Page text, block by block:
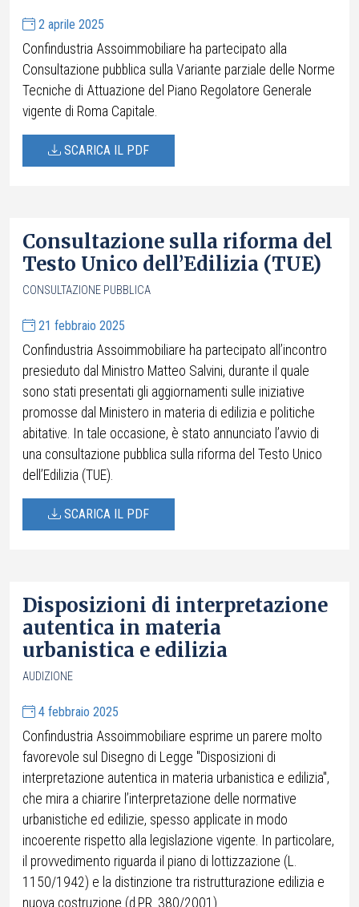
2 aprile 2025
Confindustria Assoimmobiliare ha partecipato alla
Consultazione pubblica sulla Variante parziale delle Norme
Tecniche di Attuazione del Piano Regolatore Generale
vigente di Roma Capitale.
SCARICA IL PDF
Consultazione sulla riforma del
Testo Unico dell’Edilizia (TUE)
CONSULTAZIONE PUBBLICA
21 febbraio 2025
Confindustria Assoimmobiliare ha partecipato all’incontro
presieduto dal Ministro Matteo Salvini, durante il quale
sono stati presentati gli aggiornamenti sulle iniziative
promosse dal Ministero in materia di edilizia e politiche
abitative. In tale occasione, è stato annunciato l’avvio di
una consultazione pubblica sulla riforma del Testo Unico
dell’Edilizia (TUE).
SCARICA IL PDF
Disposizioni di interpretazione
autentica in materia
urbanistica e edilizia
AUDIZIONE
4 febbraio 2025
Confindustria Assoimmobiliare esprime un parere molto
favorevole sul Disegno di Legge "Disposizioni di
interpretazione autentica in materia urbanistica e edilizia",
che mira a chiarire l’interpretazione delle normative
urbanistiche ed edilizie, spesso applicate in modo
incoerente rispetto alla legislazione vigente. In particolare,
il provvedimento riguarda il piano di lottizzazione (L.
1150/1942) e la distinzione tra ristrutturazione edilizia e
nuova costruzione (d.P.R. 380/2001).